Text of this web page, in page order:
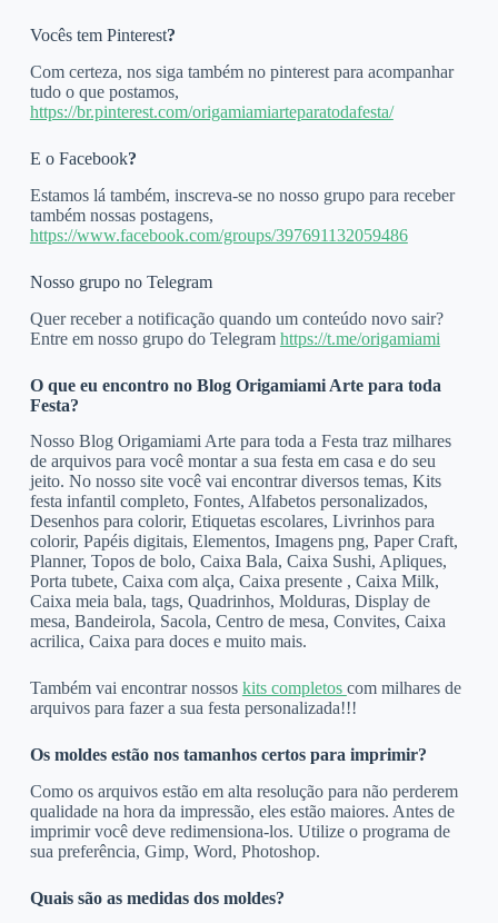
Vocês tem Pinterest?
Com certeza, nos siga também no pinterest para acompanhar
tudo o que postamos,
https://br.pinterest.com/origamiamiarteparatodafesta/
E o Facebook?
Estamos lá também, inscreva-se no nosso grupo para receber
também nossas postagens,
https://www.facebook.com/groups/397691132059486
Nosso grupo no Telegram
Quer receber a notificação quando um conteúdo novo sair?
Entre em nosso grupo do Telegram https://t.me/origamiami
O que eu encontro no Blog Origamiami Arte para toda
Festa?
Nosso Blog Origamiami Arte para toda a Festa traz milhares
de arquivos para você montar a sua festa em casa e do seu
jeito. No nosso site você vai encontrar diversos temas, Kits
festa infantil completo, Fontes, Alfabetos personalizados,
Desenhos para colorir, Etiquetas escolares, Livrinhos para
colorir, Papéis digitais, Elementos, Imagens png, Paper Craft,
Planner, Topos de bolo, Caixa Bala, Caixa Sushi, Apliques,
Porta tubete, Caixa com alça, Caixa presente , Caixa Milk,
Caixa meia bala, tags, Quadrinhos, Molduras, Display de
mesa, Bandeirola, Sacola, Centro de mesa, Convites, Caixa
acrilica, Caixa para doces e muito mais.
Também vai encontrar nossos kits completos com milhares de
arquivos para fazer a sua festa personalizada!!!
Os moldes estão nos tamanhos certos para imprimir?
Como os arquivos estão em alta resolução para não perderem
qualidade na hora da impressão, eles estão maiores. Antes de
imprimir você deve redimensiona-los. Utilize o programa de
sua preferência, Gimp, Word, Photoshop.
Quais são as medidas dos moldes?